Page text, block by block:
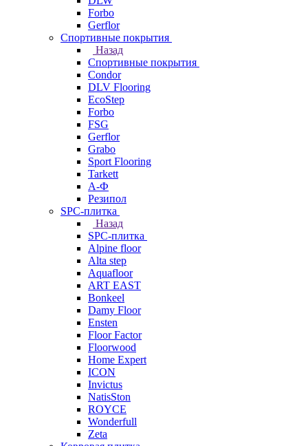
Forbo
Gerflor
Спортивные покрытия
Назад
Спортивные покрытия
Condor
DLV Flooring
EcoStep
Forbo
FSG
Gerflor
Grabo
Sport Flooring
Tarkett
А-Ф
Резипол
SPC-плитка
Назад
SPC-плитка
Alpine floor
Alta step
Aquafloor
ART EAST
Bonkeel
Damy Floor
Ensten
Floor Factor
Floorwood
Home Expert
ICON
Invictus
NatisSton
ROYCE
Wonderfull
Zeta